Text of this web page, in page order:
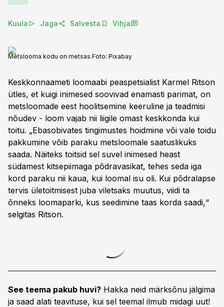
Kuula Jaga Salvesta Vihja
Metslooma kodu on metsas.Foto: Pixabay
Keskkonnaameti loomaabi peaspetsialist Karmel Ritson
ütles, et kuigi inimesed soovivad enamasti parimat, on
metsloomade eest hoolitsemine keeruline ja teadmisi
nõudev - loom vajab nii liigile omast keskkonda kui
toitu. „Ebasobivates tingimustes hoidmine või vale toidu
pakkumine võib paraku metsloomale saatuslikuks
saada. Näiteks toitsid sel suvel inimesed heast
südamest kitsepiimaga põdravasikat, tehes seda iga
kord paraku nii kaua, kui loomal isu oli. Kui põdralapse
tervis ületoitmisest juba viletsaks muutus, viidi ta
õnneks loomaparki, kus seedimine taas korda saadi,“
selgitas Ritson.
See teema pakub huvi? Hakka neid märksõnu jälgima
ja saad alati teavituse, kui sel teemal ilmub midagi uut!